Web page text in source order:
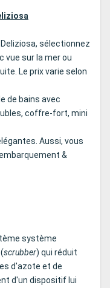
sélectionnez
vue sur la mer ou
Le prix varie selon
de bains avec
coffre-fort, mini
Aussi, vous
&
système
scrubber) qui réduit
d'azote et de
d'un dispositif lui